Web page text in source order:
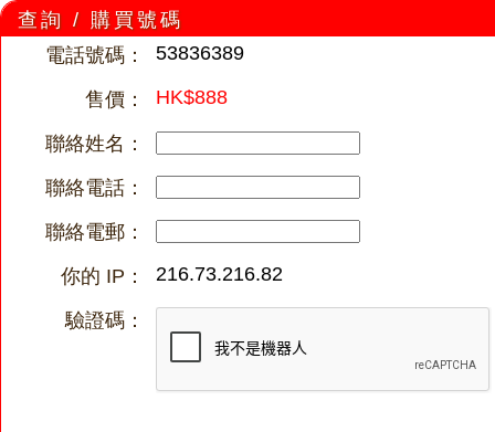
查詢 / 購買號碼
電話號碼：
53836389
售價： HK$888
聯絡姓名：
聯絡電話：
聯絡電郵：
你的 IP：
216.73.216.82
驗證碼：